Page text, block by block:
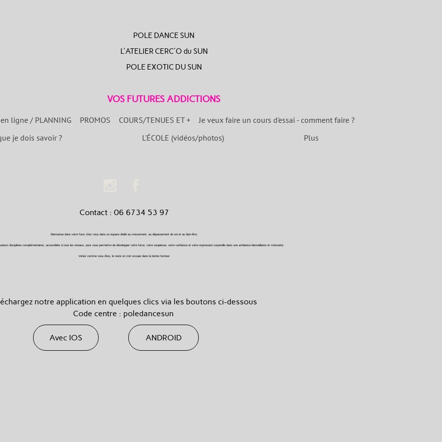
POLE DANCE SUN
L'ATELIER CERC'O du SUN
POLE EXOTIC DU SUN
VOS FUTURES ADDICTIONS
Contact : 06 6734 53 97
Bienvenue dans votre futur chez vous dans un espace dédié au mouvement, au dépassement de soi et au bien-être.
disciplines complémentaires, accessibles à tous les niveaux, pour vous permettre de développer votre force, votre souplesse, votre confiance et votre expression corporelle dans une ambiance bienveillante et motivante.
Venez comme vous êtes, le reste on s'en occupe dans la bonne humeur
notre application en quelques clics via les boutons ci-dessous
Code centre : poledancesun
Avec IOS ANDROID
en ligne / PLANNING PROMOS COURS/TENUES ET +
Je veux faire un cours d'essai - comment faire ?
je dois savoir ?
L'ÉCOLE (vidéos/photos) Plus